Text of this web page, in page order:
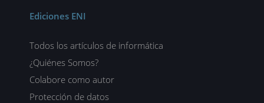
Ediciones ENI
Todos los artículos de informática
¿Quiénes Somos?
Colabore como autor
Protección de datos